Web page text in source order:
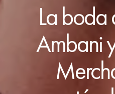
La boda
Ambani